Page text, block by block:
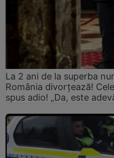
La 2 ani de la superba
România divorțează!
spus adio! „Da, este